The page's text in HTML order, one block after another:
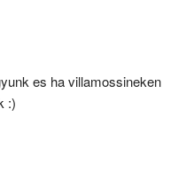
es ha villamossineken
:)